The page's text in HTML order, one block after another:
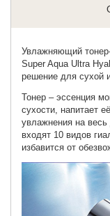
Увлажняющий
Super Aqua Ultra
решение для сухой
Тонер – эссенция
сухости, напитает
увлажнения на весь
входят 10 видов
избавится от